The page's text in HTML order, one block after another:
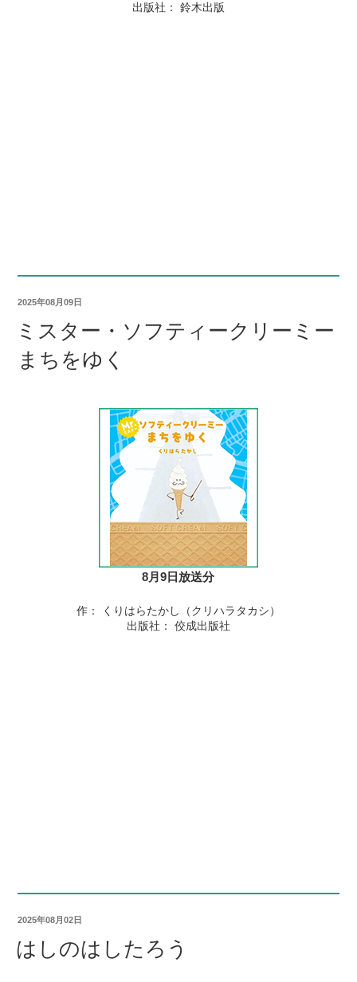
出版社： 鈴木出版
2025年08月09日
ミスター・ソフティークリーミー
まちをゆく
8月9日放送分
作： くりはらたかし（クリハラタカシ）
出版社： 佼成出版社
2025年08月02日
はしのはしたろう